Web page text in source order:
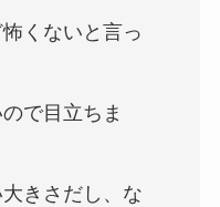
くないと言っ
で目立ちま
きさだし、な